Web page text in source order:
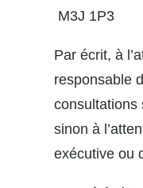
M3J 1P3
Par écrit, à
responsable
consultations
sinon à
exécutive ou